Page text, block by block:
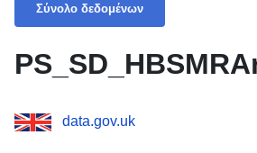
Σύνολο δεδομένων
data.gov.uk